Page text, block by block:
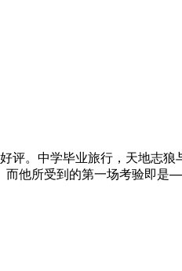
评。中学毕业旅行，天地志
他所受到的第一场考验即是